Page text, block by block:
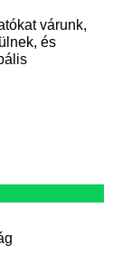
várunk,
és